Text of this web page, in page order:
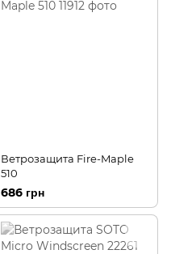
Ветрозащита Fire-Maple
510
686 грн